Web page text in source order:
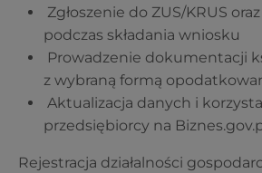
Zgłoszenie do ZUS/KRUS
podczas składania wniosku
Prowadzenie dokumentacji
z wybraną formą
Aktualizacja danych i
przedsiębiorcy na
Rejestracja działalności